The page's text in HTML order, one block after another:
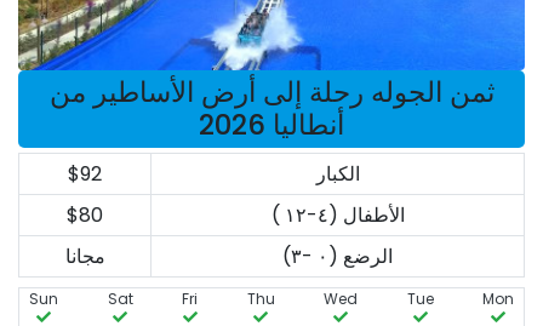
ثمن الجوله رحلة إلى أرض الأساطير من
أنطاليا 2026
الكبار
$92
الأطفال (٤-١٢ )
$80
الرضع (٠ -٣)
مجانا
Mon
Tue
Wed
Thu
Fri
Sat
Sun